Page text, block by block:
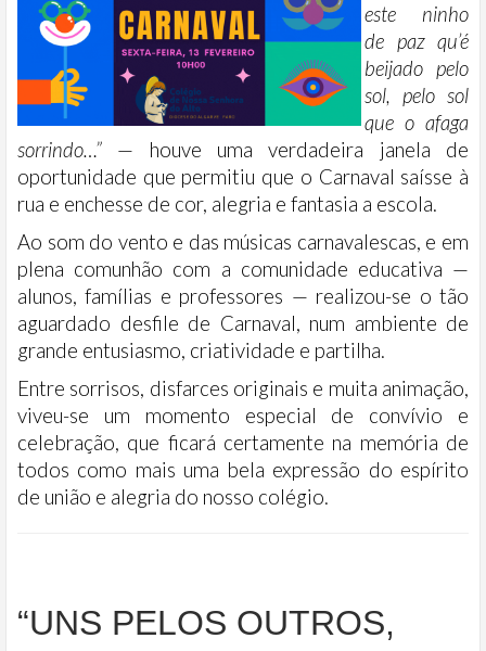
este ninho
de paz qu’é
beijado pelo
sol, pelo sol
que o afaga
sorrindo…” — houve uma verdadeira janela de
oportunidade que permitiu que o Carnaval saísse à
rua e enchesse de cor, alegria e fantasia a escola.
Ao som do vento e das músicas carnavalescas, e em
plena comunhão com a comunidade educativa —
alunos, famílias e professores — realizou-se o tão
aguardado desfile de Carnaval, num ambiente de
grande entusiasmo, criatividade e partilha.
Entre sorrisos, disfarces originais e muita animação,
viveu-se um momento especial de convívio e
celebração, que ficará certamente na memória de
todos como mais uma bela expressão do espírito
de união e alegria do nosso colégio.
“UNS PELOS OUTROS,